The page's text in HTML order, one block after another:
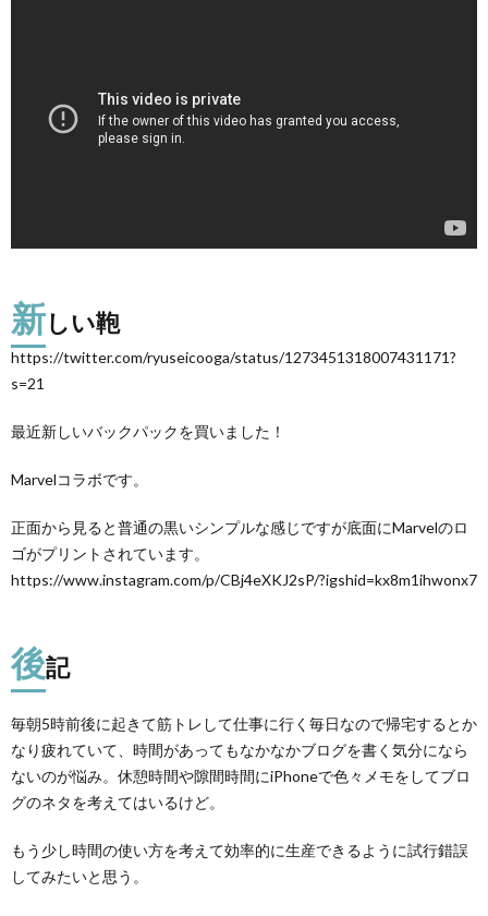
新しい鞄
https://twitter.com/ryuseicooga/status/1273451318007431171?
s=21
最近新しいバックパックを買いました！
Marvelコラボです。
正面から見ると普通の黒いシンプルな感じですが底面にMarvelのロ
ゴがプリントされています。
https://www.instagram.com/p/CBj4eXKJ2sP/?igshid=kx8m1ihwonx7
後記
毎朝5時前後に起きて筋トレして仕事に行く毎日なので帰宅するとか
なり疲れていて、時間があってもなかなかブログを書く気分になら
ないのが悩み。休憩時間や隙間時間にiPhoneで色々メモをしてブロ
グのネタを考えてはいるけど。
もう少し時間の使い方を考えて効率的に生産できるように試行錯誤
してみたいと思う。